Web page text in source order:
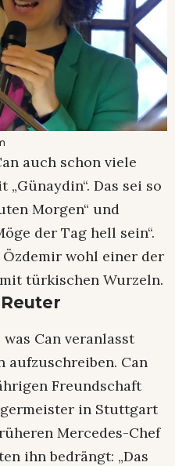
auch schon viele
Das sei so
Morgen“ und
der Tag hell sein“.
Özdemir wohl einer der
türkischen Wurzeln.
Can veranlasst
aufzuschreiben. Can
Freundschaft
in Stuttgart
Mercedes-Chef
ihn bedrängt: „Das